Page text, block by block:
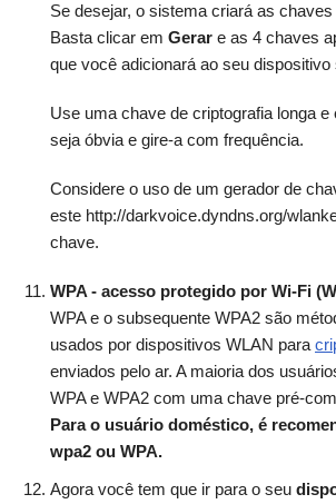
Se desejar, o sistema criará as
Basta clicar em Gerar e as 4 chaves
que você adicionará ao seu dispositivo
Use uma chave de criptografia longa
seja óbvia e gire-a com frequência.
Considere o uso de um gerador de
este http://darkvoice.dyndns.org/
chave.
WPA - acesso protegido por Wi-Fi
WPA e o subsequente WPA2 são
usados por dispositivos WLAN para
enviados pelo ar. A maioria dos
WPA e WPA2 com uma chave pré-
Para o usuário doméstico, é
wpa2 ou WPA.
Agora você tem que ir para o seu